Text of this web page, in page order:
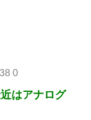
0
はアナログ